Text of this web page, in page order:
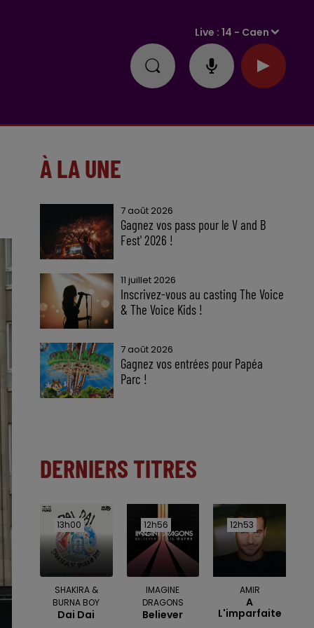
Live :14 - Caen
À LA UNE
7 août 2026
Gagnez vos pass pour le V and B
Fest' 2026 !
11 juillet 2026
Inscrivez-vous au casting The Voice
& The Voice Kids !
7 août 2026
Gagnez vos entrées pour Papéa
Parc !
DERNIERS TITRES
13h00
13h00
SHAKIRA &
BURNA BOY
Dai Dai
12h56
12h56
IMAGINE
DRAGONS
Believer
12h53
12h53
AMIR
A
L'imparfaite